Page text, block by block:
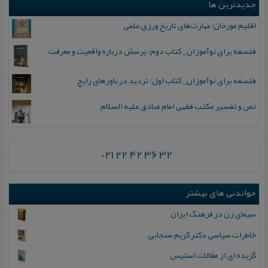
جدیدترین ها
اقلیم مورخان؛ مهارت‌های تاریخ ورزی علمی
فلسفه برای نوآموزان_ کتاب دوم: پرسش درباره واقعیت و معرفت
فلسفه برای نوآموزان_ کتاب اول: تردید در باورهای رایج
نص و تفسیر مکتب فقهی امام صادق علیه السلام
021 22 42 36 32
خواندنی های بیشتر
سیمای زن در فرهنگ ایران
خاطرات‌ سیاسی‌ دکتر کریم‌ سنجابی
گزیده‌ ای‌ از مقالات‌ استیس‌